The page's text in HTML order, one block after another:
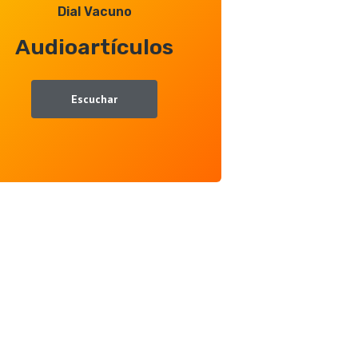
Dial Vacuno
Audioartículos
Escuchar